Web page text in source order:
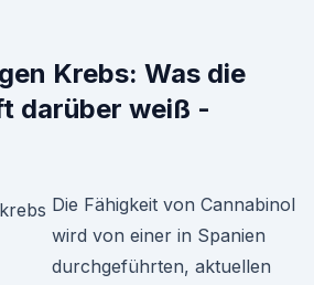
Krebs: Was die
darüber weiß -
Die Fähigkeit von Cannabinol
wird von einer in Spanien
durchgeführten, aktuellen